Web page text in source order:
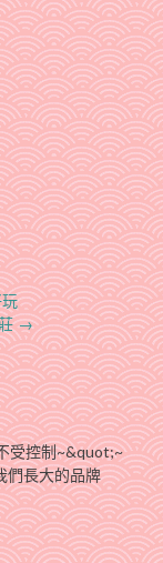
→
受控制~&quot;~
們長大的品牌